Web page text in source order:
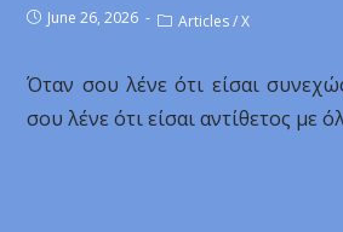
June 26, 2026 Articles / X
Όταν σου λένε ότι είσαι
σου λένε ότι είσαι αντίθετος με